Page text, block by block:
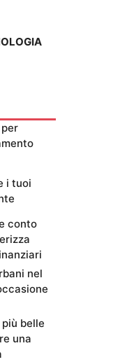
i tuoi
conto
nel
belle
una